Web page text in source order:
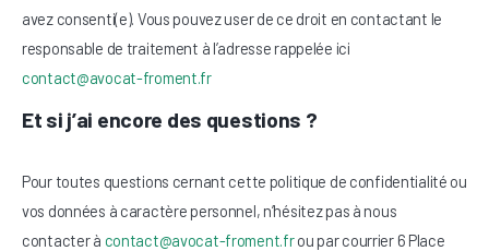
avez consenti(e). Vous pouvez user de ce droit en contactant le
responsable de traitement à l’adresse rappelée ici
contact@avocat-froment.fr
Et si j’ai encore des questions ?
Pour toutes questions cernant cette politique de confidentialité ou
vos données à caractère personnel, n’hésitez pas à nous
contacter à contact@avocat-froment.frou par courrier 6 Place